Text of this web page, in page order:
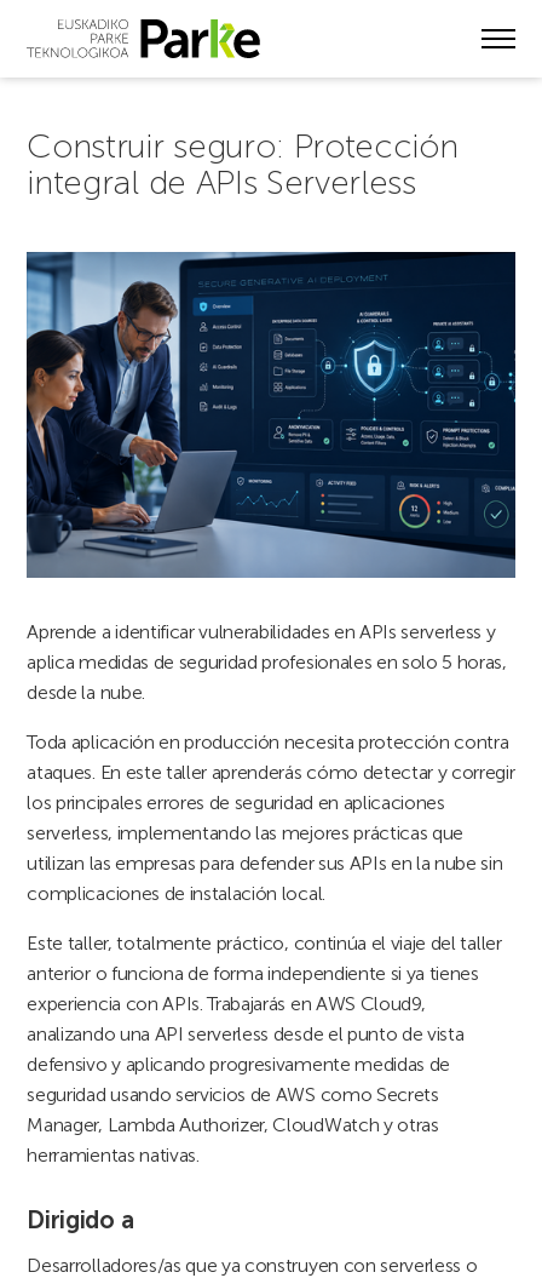
Construir seguro: Protección
integral de APIs Serverless
Aprende a identificar vulnerabilidades en APIs serverless y
aplica medidas de seguridad profesionales en solo 5 horas,
desde la nube.
Toda aplicación en producción necesita protección contra
ataques. En este taller aprenderás cómo detectar y corregir
los principales errores de seguridad en aplicaciones
serverless, implementando las mejores prácticas que
utilizan las empresas para defender sus APIs en la nube sin
complicaciones de instalación local.
Este taller, totalmente práctico, continúa el viaje del taller
anterior o funciona de forma independiente si ya tienes
experiencia con APIs. Trabajarás en AWS Cloud9,
analizando una API serverless desde el punto de vista
defensivo y aplicando progresivamente medidas de
seguridad usando servicios de AWS como Secrets
Manager, Lambda Authorizer, CloudWatch y otras
herramientas nativas.
Dirigido a
Desarrolladores/as que ya construyen con serverless o